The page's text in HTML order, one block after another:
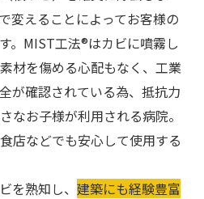
変えることによってお客様の
。MIST工法®はカビに噴霧し
材を傷める心配もなく、工業
が確認されている為、抵抗力
なお子様が利用される病院。
店などでも安心して使用する
を熟知し、 建築にも経験豊富